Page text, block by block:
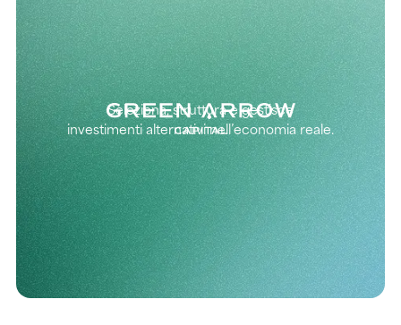
Seleziona, struttura e gestisce
investimenti alternativi nell’economia reale.